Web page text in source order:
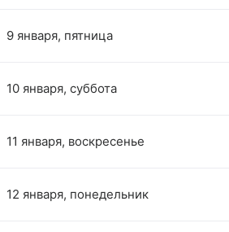
9 января, пятница
10 января, суббота
11 января, воскресенье
12 января, понедельник